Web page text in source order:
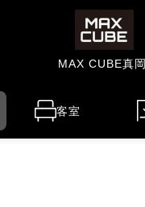
MAX CUBE真岡
客室